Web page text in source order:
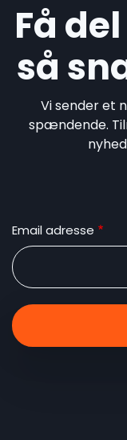
Få
så
Vi sender et
spændende.
Email adresse